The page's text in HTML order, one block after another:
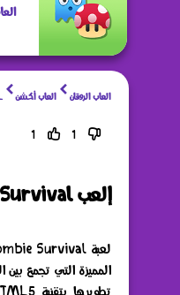
العاب الروقان العاب أكشن
1
1
إلعب Zombie Survival
المميزة التي تجمع